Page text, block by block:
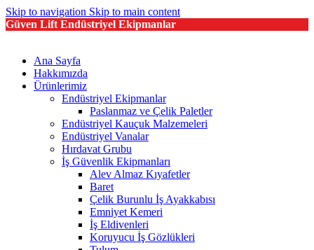
Skip to navigation Skip to main content
Güven Lift Endüstriyel Ekipmanlar
Ana Sayfa
Hakkımızda
Ürünlerimiz
Endüstriyel Ekipmanlar
Paslanmaz ve Çelik Paletler
Endüstriyel Kauçuk Malzemeleri
Endüstriyel Vanalar
Hırdavat Grubu
İş Güvenlik Ekipmanları
Alev Almaz Kıyafetler
Baret
Çelik Burunlu İş Ayakkabısı
Emniyet Kemeri
İş Eldivenleri
Koruyucu İş Gözlükleri